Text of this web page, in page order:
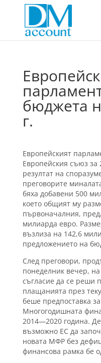
бюджета
г.
Европейският
Европейския съюз за
резултат на
преговорите
бяха добавени 500
което общият му
първоначалния,
милиарда евро.
възлиза на 142,6
предложението на
След преговори,
понеделник вечер,
съгласие да се реши
плащанията през
беше предпоставка
Многогодишната
2014—2020 година.
възможно ЕС да
новата МФР без
финансова рамка бе